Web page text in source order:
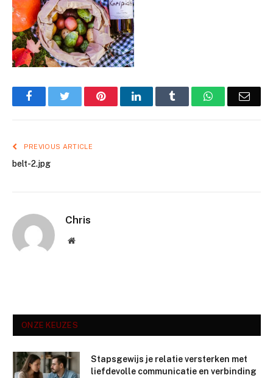
FacebookTwitter PinterestLinkedIn Tumblr WhatsApp
PREVIOUS ARTICLE
belt-2.jpg
Chris
Website
ONZE KEUZES
Stapsgewijs je relatie versterken met
liefdevolle communicatie en verbinding